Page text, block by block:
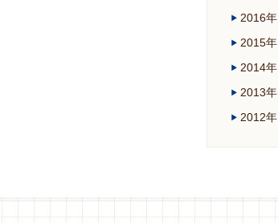
2016年
2015年
2014年
2013年
2012年